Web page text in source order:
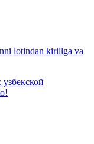
lotindan kirillga va